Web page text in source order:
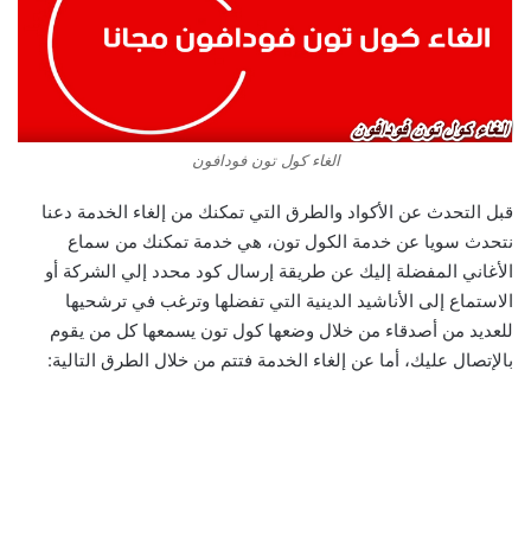
الغاء كول تون فودافون
قبل التحدث عن الأكواد والطرق التي تمكنك من إلغاء الخدمة دعنا
نتحدث سويا عن خدمة الكول تون، هي خدمة تمكنك من سماع
الأغاني المفضلة إليك عن طريقة إرسال كود محدد إلي الشركة أو
الاستماع إلى الأناشيد الدينية التي تفضلها وترغب في ترشحيها
للعديد من أصدقاء من خلال وضعها كول تون يسمعها كل من يقوم
بالإتصال عليك، أما عن إلغاء الخدمة فتتم من خلال الطرق التالية: